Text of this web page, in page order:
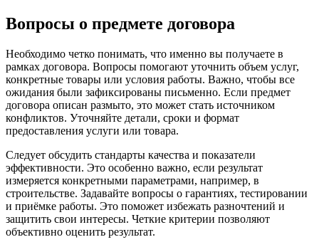
Вопросы о предмете договора
Необходимо четко понимать, что именно вы получаете в
рамках договора. Вопросы помогают уточнить объем услуг,
конкретные товары или условия работы. Важно, чтобы все
ожидания были зафиксированы письменно. Если предмет
договора описан размыто, это может стать источником
конфликтов. Уточняйте детали, сроки и формат
предоставления услуги или товара.
Следует обсудить стандарты качества и показатели
эффективности. Это особенно важно, если результат
измеряется конкретными параметрами, например, в
строительстве. Задавайте вопросы о гарантиях, тестировании
и приёмке работы. Это поможет избежать разночтений и
защитить свои интересы. Четкие критерии позволяют
объективно оценить результат.